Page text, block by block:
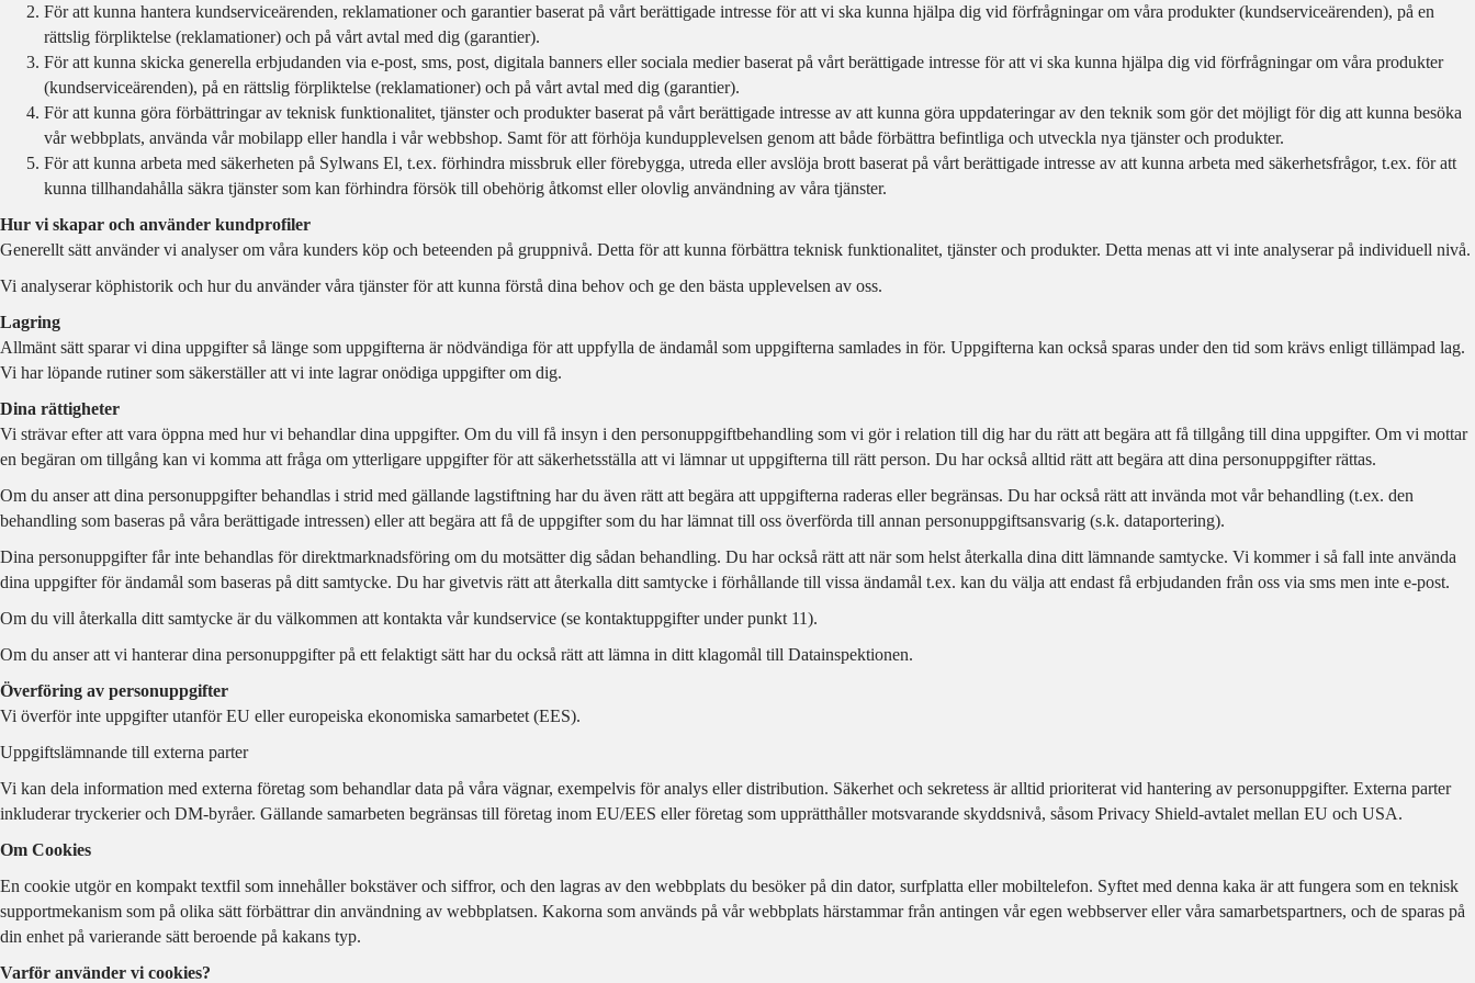
För att kunna hantera kundserviceärenden, reklamationer och garantier baserat på vårt berättigade intresse för att vi ska kunna hjälpa dig vid förfrågningar om våra produkter (kundserviceärenden), på en
rättslig förpliktelse (reklamationer) och på vårt avtal med dig (garantier).
För att kunna skicka generella erbjudanden via e-post, sms, post, digitala banners eller sociala medier baserat på vårt berättigade intresse för att vi ska kunna hjälpa dig vid förfrågningar om våra produkter
(kundserviceärenden), på en rättslig förpliktelse (reklamationer) och på vårt avtal med dig (garantier).
För att kunna göra förbättringar av teknisk funktionalitet, tjänster och produkter baserat på vårt berättigade intresse av att kunna göra uppdateringar av den teknik som gör det möjligt för dig att kunna besöka
vår webbplats, använda vår mobilapp eller handla i vår webbshop. Samt för att förhöja kundupplevelsen genom att både förbättra befintliga och utveckla nya tjänster och produkter.
För att kunna arbeta med säkerheten på Sylwans El, t.ex. förhindra missbruk eller förebygga, utreda eller avslöja brott baserat på vårt berättigade intresse av att kunna arbeta med säkerhetsfrågor, t.ex. för att
kunna tillhandahålla säkra tjänster som kan förhindra försök till obehörig åtkomst eller olovlig användning av våra tjänster.
Hur vi skapar och använder kundprofiler
Generellt sätt använder vi analyser om våra kunders köp och beteenden på gruppnivå. Detta för att kunna förbättra teknisk funktionalitet, tjänster och produkter. Detta menas att vi inte analyserar på individuell nivå.
Vi analyserar köphistorik och hur du använder våra tjänster för att kunna förstå dina behov och ge den bästa upplevelsen av oss.
Lagring
Allmänt sätt sparar vi dina uppgifter så länge som uppgifterna är nödvändiga för att uppfylla de ändamål som uppgifterna samlades in för. Uppgifterna kan också sparas under den tid som krävs enligt tillämpad lag.
Vi har löpande rutiner som säkerställer att vi inte lagrar onödiga uppgifter om dig.
Dina rättigheter
Vi strävar efter att vara öppna med hur vi behandlar dina uppgifter. Om du vill få insyn i den personuppgiftbehandling som vi gör i relation till dig har du rätt att begära att få tillgång till dina uppgifter. Om vi mottar
en begäran om tillgång kan vi komma att fråga om ytterligare uppgifter för att säkerhetsställa att vi lämnar ut uppgifterna till rätt person. Du har också alltid rätt att begära att dina personuppgifter rättas.
Om du anser att dina personuppgifter behandlas i strid med gällande lagstiftning har du även rätt att begära att uppgifterna raderas eller begränsas. Du har också rätt att invända mot vår behandling (t.ex. den
behandling som baseras på våra berättigade intressen) eller att begära att få de uppgifter som du har lämnat till oss överförda till annan personuppgiftsansvarig (s.k. dataportering).
Dina personuppgifter får inte behandlas för direktmarknadsföring om du motsätter dig sådan behandling. Du har också rätt att när som helst återkalla dina ditt lämnande samtycke. Vi kommer i så fall inte använda
dina uppgifter för ändamål som baseras på ditt samtycke. Du har givetvis rätt att återkalla ditt samtycke i förhållande till vissa ändamål t.ex. kan du välja att endast få erbjudanden från oss via sms men inte e-post.
Om du vill återkalla ditt samtycke är du välkommen att kontakta vår kundservice (se kontaktuppgifter under punkt 11).
Om du anser att vi hanterar dina personuppgifter på ett felaktigt sätt har du också rätt att lämna in ditt klagomål till Datainspektionen.
Överföring av personuppgifter
Vi överför inte uppgifter utanför EU eller europeiska ekonomiska samarbetet (EES).
Uppgiftslämnande till externa parter
Vi kan dela information med externa företag som behandlar data på våra vägnar, exempelvis för analys eller distribution. Säkerhet och sekretess är alltid prioriterat vid hantering av personuppgifter. Externa parter
inkluderar tryckerier och DM-byråer. Gällande samarbeten begränsas till företag inom EU/EES eller företag som upprätthåller motsvarande skyddsnivå, såsom Privacy Shield-avtalet mellan EU och USA.
Om Cookies
En cookie utgör en kompakt textfil som innehåller bokstäver och siffror, och den lagras av den webbplats du besöker på din dator, surfplatta eller mobiltelefon. Syftet med denna kaka är att fungera som en teknisk
supportmekanism som på olika sätt förbättrar din användning av webbplatsen. Kakorna som används på vår webbplats härstammar från antingen vår egen webbserver eller våra samarbetspartners, och de sparas på
din enhet på varierande sätt beroende på kakans typ.
Varför använder vi cookies?